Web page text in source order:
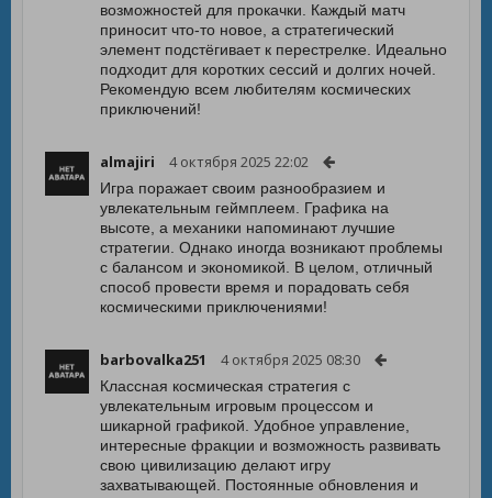
возможностей для прокачки. Каждый матч
приносит что-то новое, а стратегический
элемент подстёгивает к перестрелке. Идеально
подходит для коротких сессий и долгих ночей.
Рекомендую всем любителям космических
приключений!
almajiri 4 октября 2025 22:02
Игра поражает своим разнообразием и
увлекательным геймплеем. Графика на
высоте, а механики напоминают лучшие
стратегии. Однако иногда возникают проблемы
с балансом и экономикой. В целом, отличный
способ провести время и порадовать себя
космическими приключениями!
barbovalka251 4 октября 2025 08:30
Классная космическая стратегия с
увлекательным игровым процессом и
шикарной графикой. Удобное управление,
интересные фракции и возможность развивать
свою цивилизацию делают игру
захватывающей. Постоянные обновления и